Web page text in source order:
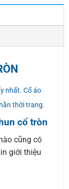
nhất. Cổ áo
thời trang.
cổ tròn
cũng có
giới thiệu